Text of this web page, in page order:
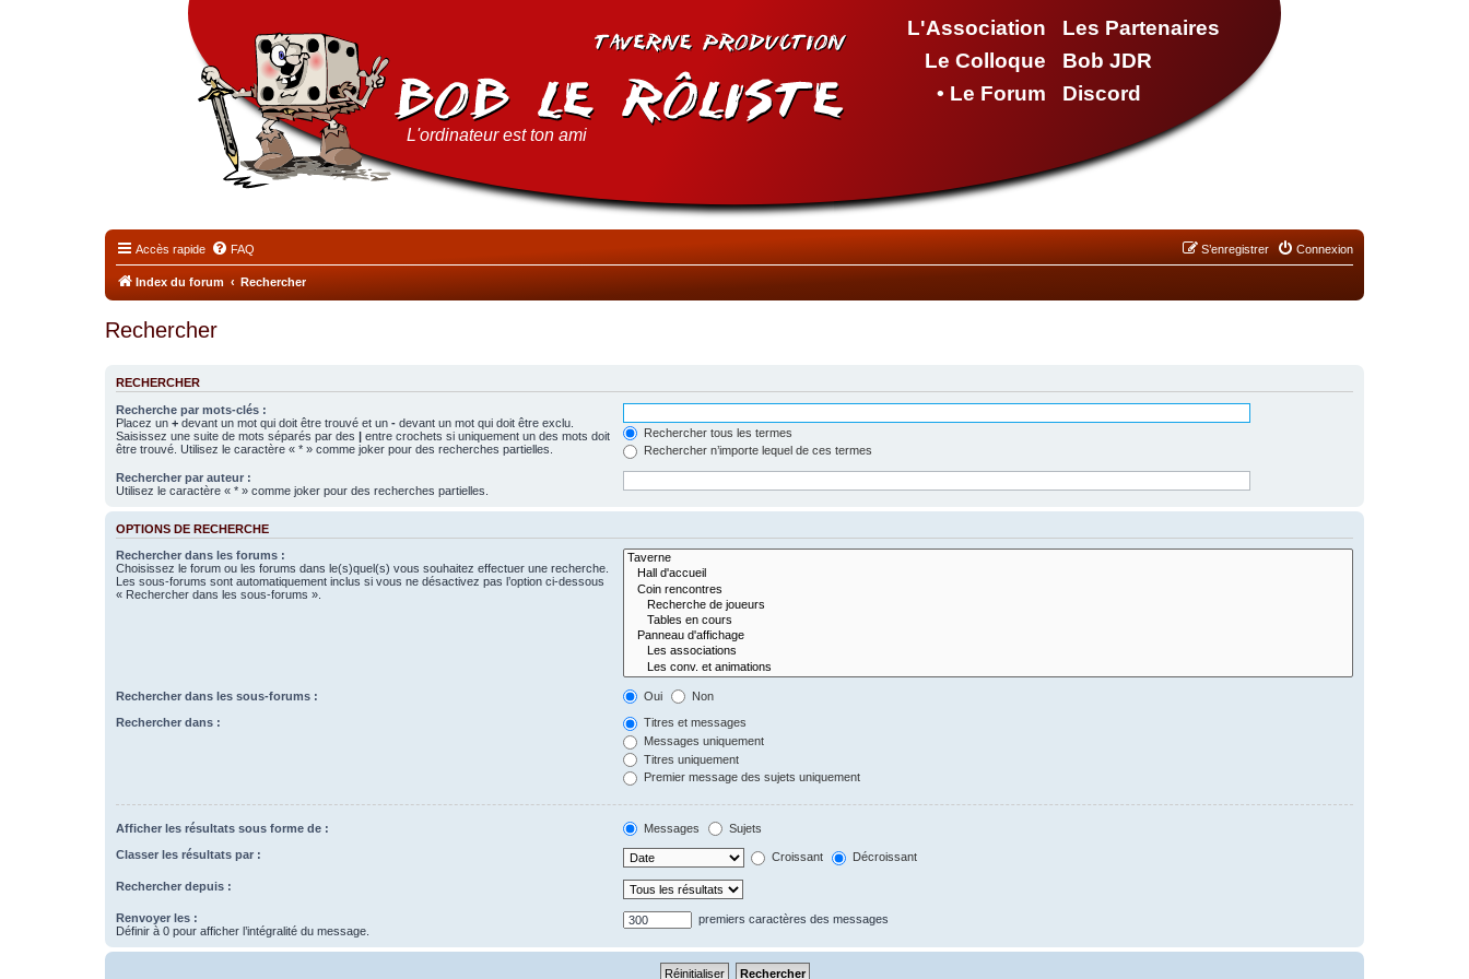
L'Association
Le Colloque
• Le Forum
Les Partenaires
Bob JDR
Discord
L'ordinateur est ton ami
Accès rapide FAQ Connexion
S’enregistrer
Index du forum Rechercher
Rechercher
RECHERCHER
Recherche par mots-clés :
Placez un + devant un mot qui doit être trouvé et un - devant un mot qui doit être exclu.
Saisissez une suite de mots séparés par des | entre crochets si uniquement un des mots doit
être trouvé. Utilisez le caractère « * » comme joker pour des recherches partielles.
Rechercher tous les termes
Rechercher n’importe lequel de ces termes
Rechercher par auteur :
Utilisez le caractère « * » comme joker pour des recherches partielles.
OPTIONS DE RECHERCHE
Rechercher dans les forums :
Choisissez le forum ou les forums dans le(s)quel(s) vous souhaitez effectuer une recherche.
Les sous-forums sont automatiquement inclus si vous ne désactivez pas l’option ci-dessous
« Rechercher dans les sous-forums ».
Rechercher dans les sous-forums : Oui Non
Rechercher dans :
Titres et messages
Messages uniquement
Titres uniquement
Premier message des sujets uniquement
Afficher les résultats sous forme de : Messages Sujets
Classer les résultats par : Croissant Décroissant
Rechercher depuis :
Renvoyer les :
Définir à 0 pour afficher l’intégralité du message.
premiers caractères des messages